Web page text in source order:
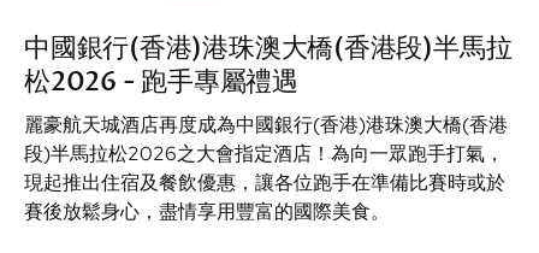
中國銀行(香港)港珠澳大橋(香港段)半馬拉
松2026 - 跑手專屬禮遇
麗豪航天城酒店再度成為中國銀行(香港)港珠澳大橋(香港
段)半馬拉松2026之大會指定酒店！為向一眾跑手打氣，
現起推出住宿及餐飲優惠，讓各位跑手在準備比賽時或於
賽後放鬆身心，盡情享用豐富的國際美食。